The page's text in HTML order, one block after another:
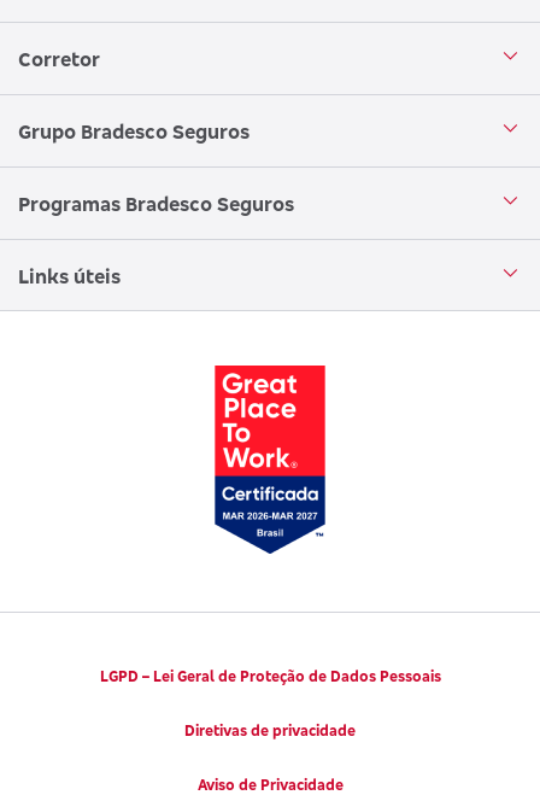
WhatsApp
Clube de Vantagens
Central de Atendimento
SAC Bradesco Seguros
Canal de Denúncias
Corretor
Seja um corretor
Aplicativo corretor
Grupo Bradesco Seguros
Conheça o Grupo Bradesco Seguros
Trabalhe conosco
Códigos de Conduta Ética
Programas Bradesco Seguros
Circuito Cultural
Links úteis
LGPD – Lei Geral de Proteção de Dados Pessoais
Diretivas de privacidade
Aviso de Privacidade